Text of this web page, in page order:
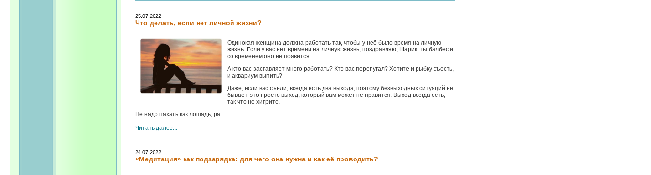
25.07.2022
Что делать, если нет личной жизни?
Одинокая женщина должна работать так, чтобы у неё было время на личную
жизнь. Если у вас нет времени на личную жизнь, поздравляю, Шарик, ты балбес и
со временем оно не появится.
А кто вас заставляет много работать? Кто вас перепугал? Хотите и рыбку съесть,
и аквариум выпить?
Даже, если вас съели, всегда есть два выхода, поэтому безвыходных ситуаций не
бывает, это просто выход, который вам может не нравится. Выход всегда есть,
так что не хитрите.
Не надо пахать как лошадь, ра...
Читать далее...
24.07.2022
«Медитация» как подзарядка: для чего она нужна и как её проводить?